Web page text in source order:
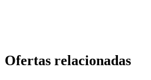
Ofertas relacionadas